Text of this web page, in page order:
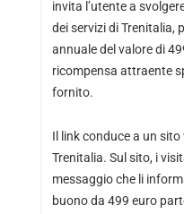
invita l’utente a
dei servizi di Trenitalia,
annuale del valore di
ricompensa attraente
fornito.
Il link conduce a un
Trenitalia. Sul sito, i
messaggio che li
buono da 499 euro